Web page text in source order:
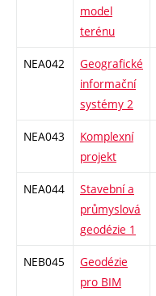
model
terénu
NEA042
Geografické
informační
systémy 2
NEA043
Komplexní
projekt
NEA044
Stavební a
průmyslová
geodézie 1
NEB045
Geodézie
pro BIM